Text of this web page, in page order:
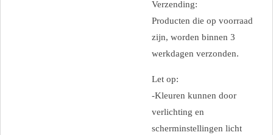
Verzending:
Producten die op voorraad
zijn, worden binnen 3
werkdagen verzonden.
Let op:
-Kleuren kunnen door
verlichting en
scherminstellingen licht